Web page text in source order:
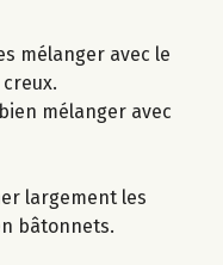
mélanger avec le
mélanger avec
largement les
bâtonnets.